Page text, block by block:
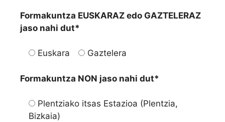
Formakuntza EUSKARAZ edo GAZTELERAZ
jaso nahi dut*
Euskara Gaztelera
Formakuntza NON jaso nahi dut*
Plentziako itsas Estazioa (Plentzia,
Bizkaia)